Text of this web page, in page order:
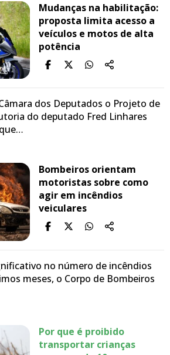
Mudanças na habilitação:
proposta limita acesso a
veículos e motos de alta
potência
dos Deputados o Projeto de
do deputado Fred Linhares
Bombeiros orientam
motoristas sobre como
agir em incêndios
veiculares
no número de incêndios
meses, o Corpo de Bombeiros
Por que é proibido
transportar crianças